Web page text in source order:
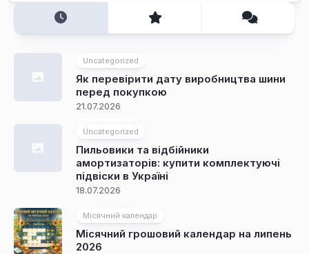
Uncategorized
Як перевірити дату виробництва шини
перед покупкою
21.07.2026
Uncategorized
Пильовики та відбійники
амортизаторів: купити комплектуючі
підвіски в Україні
18.07.2026
Місячний календар
Місячний грошовий календар на липень
2026